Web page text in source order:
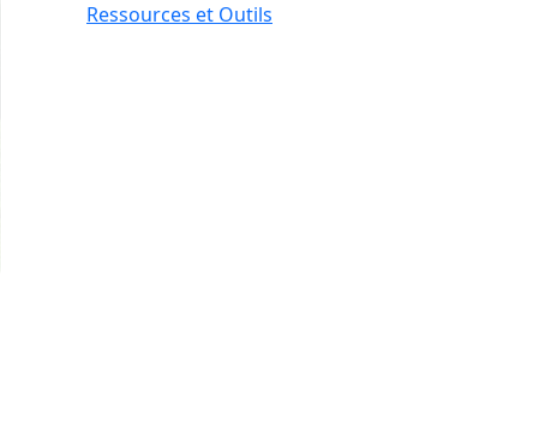
Ressources et Outils